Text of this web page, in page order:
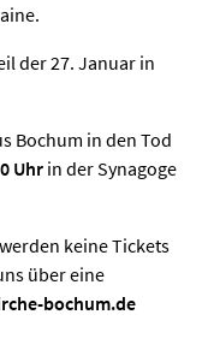
der 27. Januar in
Bochum in den Tod
Uhrin der Synagoge
keine Tickets
über eine
bochum.de